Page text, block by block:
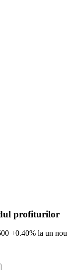
profiturilor
+0.40% la un nou